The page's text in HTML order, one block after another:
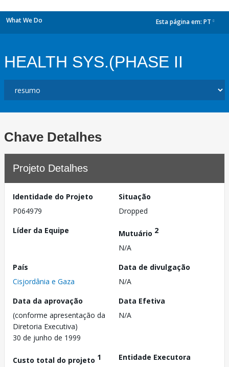
What We Do Esta página em: PT
HEALTH SYS.(PHASE II
Chave Detalhes
Projeto Detalhes
Identidade do Projeto
P064979
Situação
Dropped
Líder da Equipe
Mutuário 2
N/A
País
Cisjordânia e Gaza
Data de divulgação
N/A
Data da aprovação
(conforme apresentação da
Diretoria Executiva)
30 de junho de 1999
Data Efetiva
N/A
Custo total do projeto 1
Entidade Executora